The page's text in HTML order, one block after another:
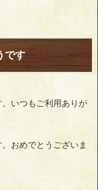
です
いつもご利用ありが
おめでとうございま